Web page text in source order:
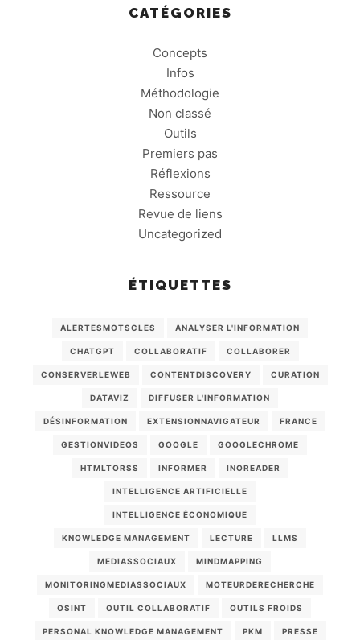
CATÉGORIES
Concepts
Infos
Méthodologie
Non classé
Outils
Premiers pas
Réflexions
Ressource
Revue de liens
Uncategorized
ÉTIQUETTES
ALERTESMOTSCLES ANALYSER L'INFORMATION
CHATGPT COLLABORATIF COLLABORER
CONSERVERLEWEB CONTENTDISCOVERY CURATION
DATAVIZ DIFFUSER L'INFORMATION
DÉSINFORMATION EXTENSIONNAVIGATEUR FRANCE
GESTIONVIDEOS GOOGLE GOOGLECHROME
HTMLTORSS INFORMER INOREADER
INTELLIGENCE ARTIFICIELLE
INTELLIGENCE ÉCONOMIQUE
KNOWLEDGE MANAGEMENT LECTURE LLMS
MEDIASSOCIAUX MINDMAPPING
MONITORINGMEDIASSOCIAUX MOTEURDERECHERCHE
OSINT OUTIL COLLABORATIF OUTILS FROIDS
PERSONAL KNOWLEDGE MANAGEMENT PKM PRESSE